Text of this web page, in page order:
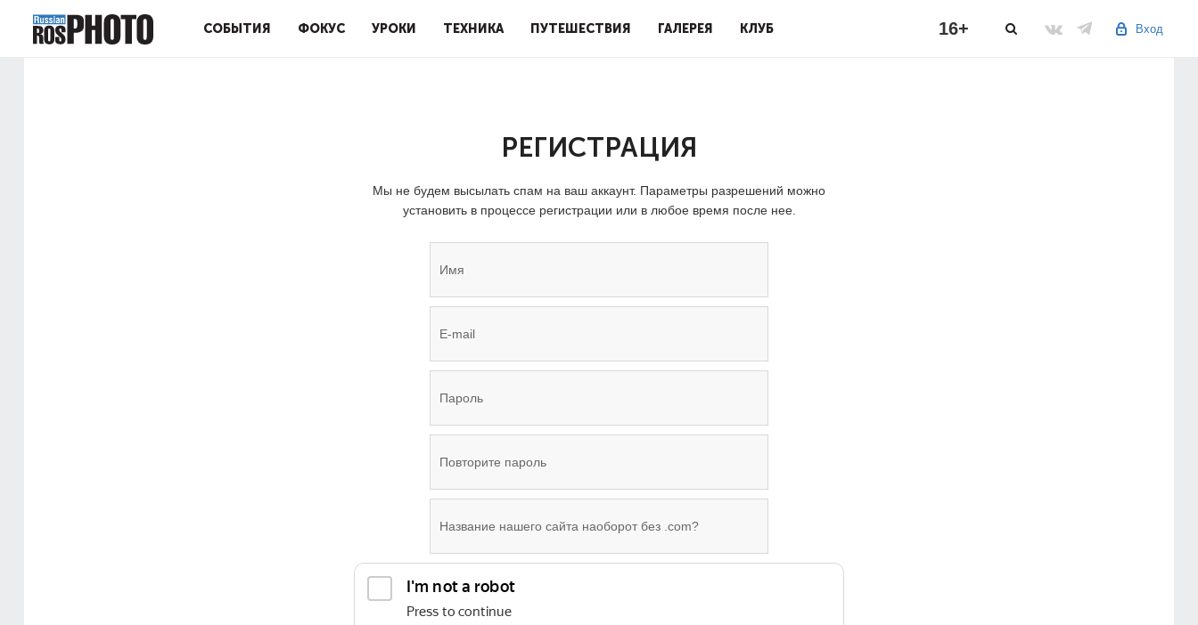
СОБЫТИЯ ФОКУС УРОКИ ТЕХНИКА ПУТЕШЕСТВИЯ ГАЛЕРЕЯ КЛУБ Вход
16+
РЕГИСТРАЦИЯ
Мы не будем высылать спам на ваш аккаунт. Параметры разрешений можно
установить в процессе регистрации или в любое время после нее.